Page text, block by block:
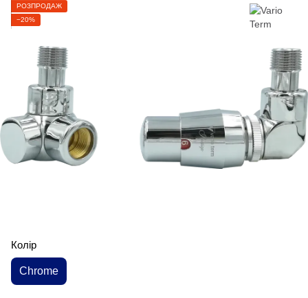
РОЗПРОДАЖ
−20%
Колір
Chrome